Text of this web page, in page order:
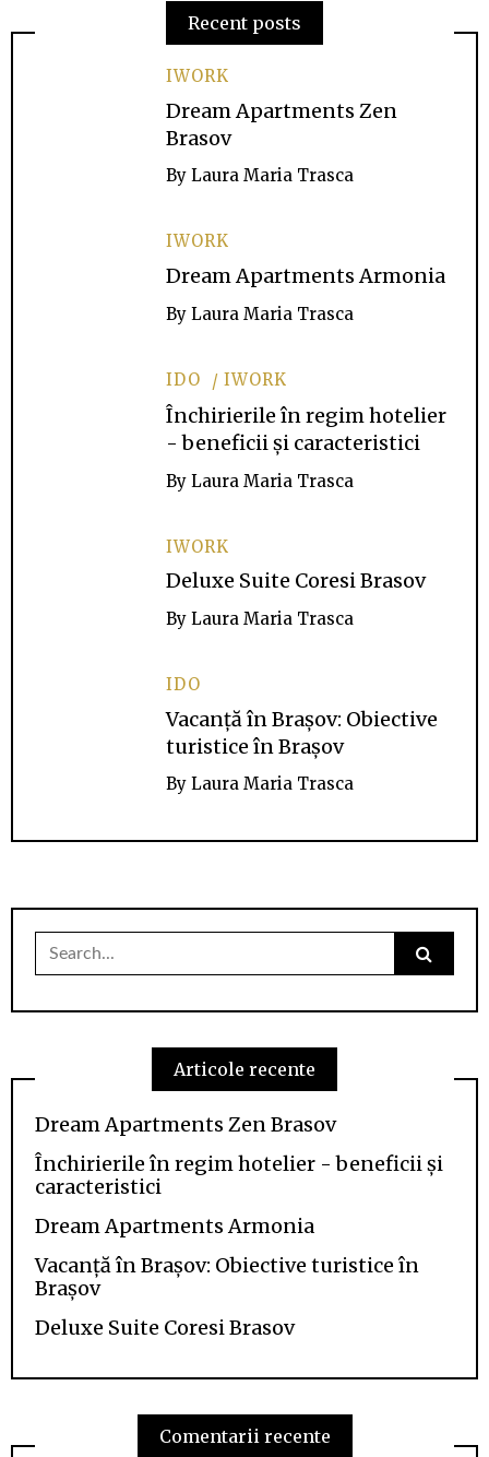
Recent posts
IWORK
Dream Apartments Zen
Brasov
By Laura Maria Trasca
IWORK
Dream Apartments Armonia
By Laura Maria Trasca
IDO IWORK
Închirierile în regim hotelier
- beneficii și caracteristici
By Laura Maria Trasca
IWORK
Deluxe Suite Coresi Brasov
By Laura Maria Trasca
IDO
Vacanță în Brașov: Obiective
turistice în Brașov
By Laura Maria Trasca
Search
for:
Articole recente
Dream Apartments Zen Brasov
Închirierile în regim hotelier - beneficii și
caracteristici
Dream Apartments Armonia
Vacanță în Brașov: Obiective turistice în
Brașov
Deluxe Suite Coresi Brasov
Comentarii recente